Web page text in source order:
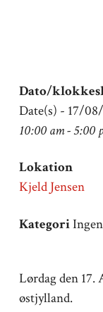
Dato/
Date(s) - 17/
10:00 am - 5:00
Lokation
Kjeld Jensen
Kategori
Lørdag den 17.
østjylland.